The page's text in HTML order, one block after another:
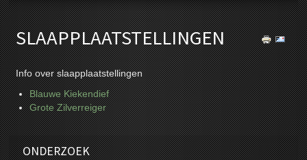
SLAAPPLAATSTELLINGEN
Info over slaapplaatstellingen
Blauwe Kiekendief
Grote Zilverreiger
ONDERZOEK